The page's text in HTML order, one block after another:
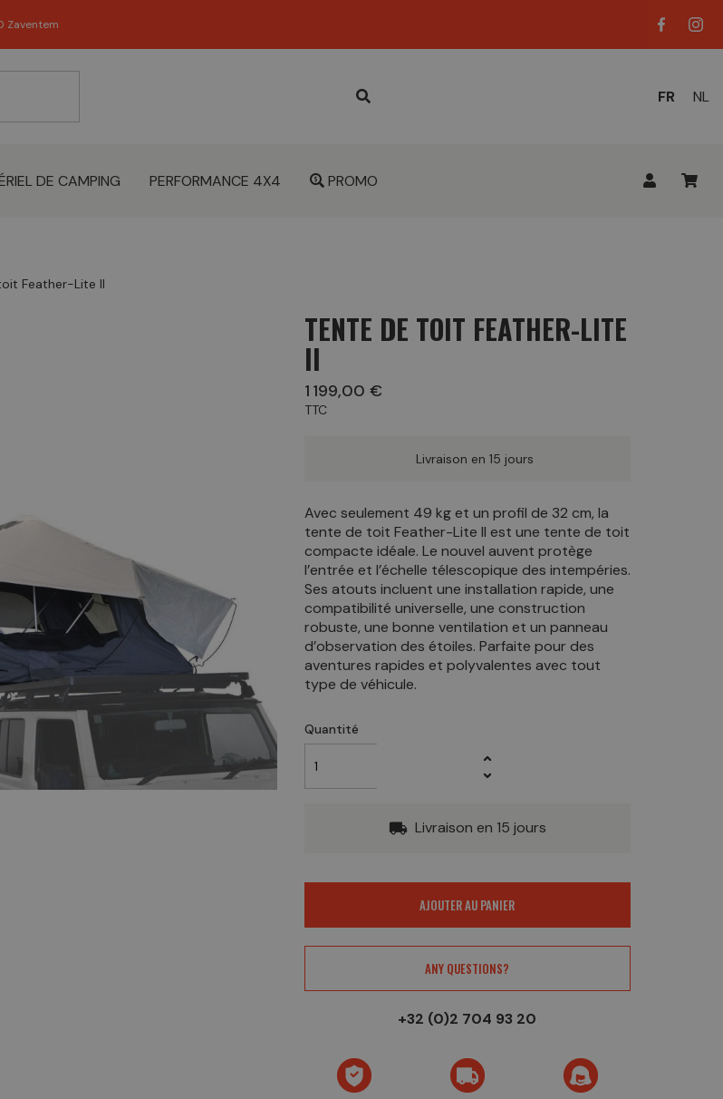
Zaventem
LANGUE
FR NL
DE CAMPING PERFORMANCE 4X4 PROMO
Feather-Lite II
TENTE DE TOIT FEATHER-LITE
II
1 199,00 €
TTC
Livraison en 15 jours
Avec seulement 49 kg et un profil de 32 cm, la
tente de toit Feather-Lite II est une tente de toit
compacte idéale. Le nouvel auvent protège
l’entrée et l’échelle télescopique des intempéries.
Ses atouts incluent une installation rapide, une
compatibilité universelle, une construction
robuste, une bonne ventilation et un panneau
d’observation des étoiles. Parfaite pour des
aventures rapides et polyvalentes avec tout
type de véhicule.
Quantité
local_shipping Livraison en 15 jours
AJOUTER AU PANIER
ANY QUESTIONS?
+32 (0)2 704 93 20